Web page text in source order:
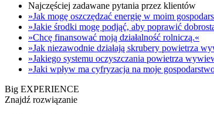
Najczęściej zadawane pytania przez klientów
»Jak mogę oszczędzać energię w moim
»Jakie środki mogę podjąć, aby poprawić
»Chcę finansować moją działalność rolniczą.«
»Jak niezawodnie działają skrubery powietrza
»Jakiego systemu oczyszczania powietrza
»Jaki wpływ ma cyfryzacja na moje
Big EXPERIENCE
Znajdź rozwiązanie